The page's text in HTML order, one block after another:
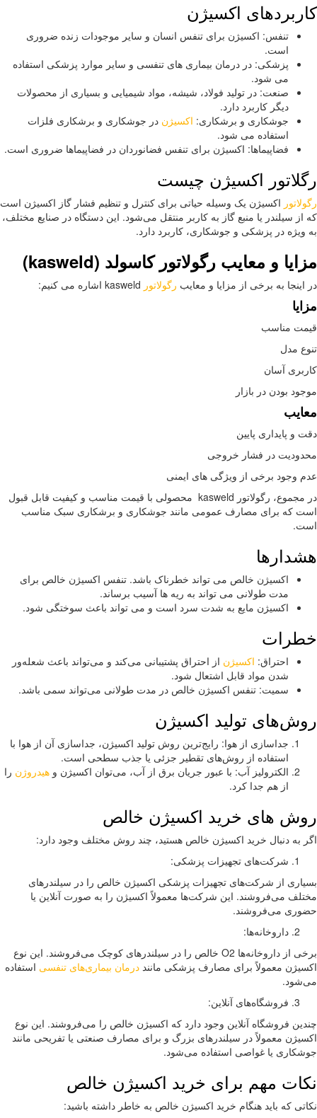
اکسیژن
تنفس: اکسیژن برای تنفس انسان و سایر موجودات زنده ضروری
است.
پزشکی: در درمان بیماری های تنفسی و سایر موارد پزشکی استفاده
می شود.
صنعت: در تولید فولاد، شیشه، مواد شیمیایی و بسیاری از محصولات
دیگر کاربرد دارد.
جوشکاری و برشکاری:اکسیژندر جوشکاری و برشکاری فلزات
استفاده می شود.
فضاپیماها: اکسیژن برای تنفس فضانوردان در فضاپیماها ضروری است.
اکسیژن چیست
اکسیژن یک وسیله حیاتی برای کنترل و تنظیم فشار گاز اکسیژن است
سیلندر یا منبع گاز به کاربر منتقل می‌شود. این دستگاه در صنایع مختلف،
در پزشکی و جوشکاری، کاربرد دارد.
و معایب رگولاتور کاسولد ( kasweld
)
به برخی از مزایا و معایبرگولاتورkasweld اشاره می کنیم:
مناسب
مدل
آسان
بودن در بازار
و پایداری پایین
در فشار خروجی
وجود برخی از ویژگی های ایمنی
در مجموع، رگولاتور kasweld محصولی با قیمت مناسب و کیفیت قابل قبول
که برای مصارف عمومی مانند جوشکاری و برشکاری سبک مناسب
اکسیژن خالص می تواند خطرناک باشد. تنفس اکسیژن خالص برای
مدت طولانی می تواند به ریه ها آسیب برساند.
اکسیژن مایع به شدت سرد است و می تواند باعث سوختگی شود.
احتراق:اکسیژناز احتراق پشتیبانی می‌کند و می‌تواند باعث شعله‌ور
شدن مواد قابل اشتعال شود.
سمیت: تنفس اکسیژن خالص در مدت طولانی می‌تواند سمی باشد.
تولید اکسیژن
جداسازی از هوا: رایج‌ترین روش تولید اکسیژن، جداسازی آن از هوا با
استفاده از روش‌های تقطیر جزئی یا جذب سطحی است.
الکترولیز آب: با عبور جریان برق از آب، می‌توان اکسیژن و هیدروژنرا
از هم جدا کرد.
های خرید اکسیژن خالص
به دنبال خرید اکسیژن خالص هستید، چند روش مختلف وجود دارد:
شرکت‌های تجهیزات پزشکی:
از شرکت‌های تجهیزات پزشکی اکسیژن خالص را در سیلندرهای
می‌فروشند. این شرکت‌ها معمولاً اکسیژن را به صورت آنلاین یا
می‌فروشند.
داروخانه‌ها:
برخی از داروخانه‌ها O2 خالص را در سیلندرهای کوچک می‌فروشند. این نوع
معمولاً برای مصارف پزشکی ماننددرمان بیماری‌های تنفسیاستفاده
فروشگاه‌های آنلاین:
فروشگاه آنلاین وجود دارد که اکسیژن خالص را می‌فروشند. این نوع
معمولاً در سیلندرهای بزرگ و برای مصارف صنعتی یا تفریحی مانند
یا غواصی استفاده می‌شود.
مهم برای خرید اکسیژن خالص
که باید هنگام خرید اکسیژن خالص به خاطر داشته باشید: